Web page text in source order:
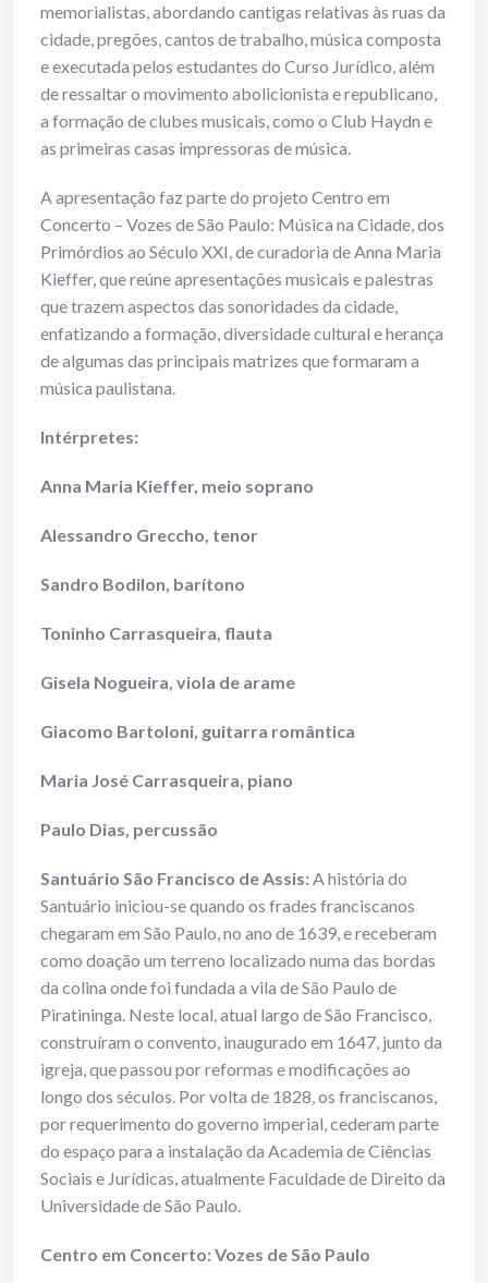
memorialistas, abordando cantigas relativas às ruas da
cidade, pregões, cantos de trabalho, música composta
e executada pelos estudantes do Curso Jurídico, além
de ressaltar o movimento abolicionista e republicano,
a formação de clubes musicais, como o Club Haydn e
as primeiras casas impressoras de música.
A apresentação faz parte do projeto Centro em
Concerto – Vozes de São Paulo: Música na Cidade, dos
Primórdios ao Século XXI, de curadoria de Anna Maria
Kieffer, que reúne apresentações musicais e palestras
que trazem aspectos das sonoridades da cidade,
enfatizando a formação, diversidade cultural e herança
de algumas das principais matrizes que formaram a
música paulistana.
Intérpretes:
Anna Maria Kieffer, meio soprano
Alessandro Greccho, tenor
Sandro Bodilon, barítono
Toninho Carrasqueira, flauta
Gisela Nogueira, viola de arame
Giacomo Bartoloni, guitarra romântica
Maria José Carrasqueira, piano
Paulo Dias, percussão
Santuário São Francisco de Assis:A história do
Santuário iniciou-se quando os frades franciscanos
chegaram em São Paulo, no ano de 1639, e receberam
como doação um terreno localizado numa das bordas
da colina onde foi fundada a vila de São Paulo de
Piratininga. Neste local, atual largo de São Francisco,
construíram o convento, inaugurado em 1647, junto da
igreja, que passou por reformas e modificações ao
longo dos séculos. Por volta de 1828, os franciscanos,
por requerimento do governo imperial, cederam parte
do espaço para a instalação da Academia de Ciências
Sociais e Jurídicas, atualmente Faculdade de Direito da
Universidade de São Paulo.
Centro em Concerto: Vozes de São Paulo